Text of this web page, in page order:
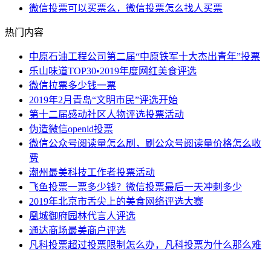
微信投票可以买票么，微信投票怎么找人买票
热门内容
中原石油工程公司第二届“中原铁军十大杰出青年”投票
乐山味道TOP30•2019年度网红美食评选
微信拉票多少钱一票
2019年2月青岛“文明市民”评选开始
第十二届感动社区人物评选投票活动
伪造微信openid投票
微信公众号阅读量怎么刷，刷公众号阅读量价格怎么收
费
潮州最美科技工作者投票活动
飞鱼投票一票多少钱？微信投票最后一天冲刺多少
2019年北京市舌尖上的美食网络评选大赛
凰城御府园林代言人评选
通达商场最美商户评选
凡科投票超过投票限制怎么办，凡科投票为什么那么难